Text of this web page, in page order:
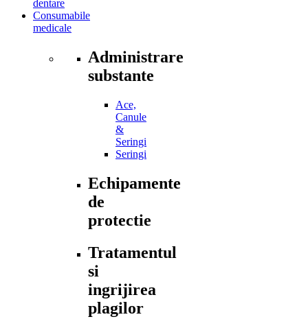
dentare
Consumabile
medicale
Administrare
substante
Ace,
Canule
&
Seringi
Seringi
Echipamente
de
protectie
Tratamentul
si
ingrijirea
plagilor